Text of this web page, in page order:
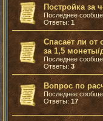
Постройка за
Последнее
Ответы: 1
Спасает ли от
за 1,5 монеты/
Последнее
Ответы: 3
Вопрос по
Последнее
Ответы: 17